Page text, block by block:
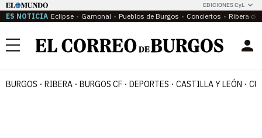
EDICIONES CyL
ES NOTICIA Eclipse Gamonal Pueblos de Burgos Conciertos Ribera del
Menú
BURGOS RIBERA BURGOS CF DEPORTES CASTILLA Y LEÓN